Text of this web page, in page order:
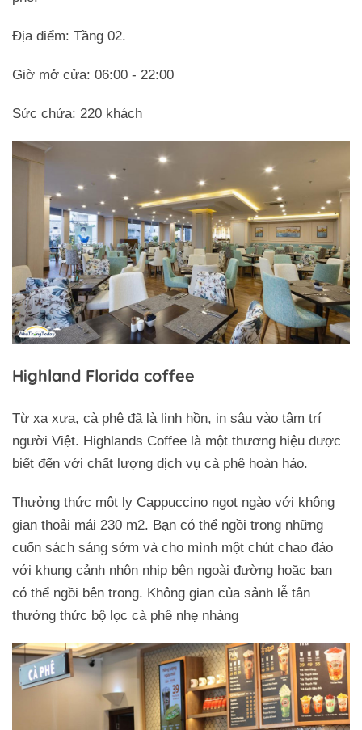
Địa điểm: Tầng 02.
Giờ mở cửa: 06:00 - 22:00
Sức chứa: 220 khách
Highland Florida coffee
Từ xa xưa, cà phê đã là linh hồn, in sâu vào tâm trí
người Việt. Highlands Coffee là một thương hiệu được
biết đến với chất lượng dịch vụ cà phê hoàn hảo.
Thưởng thức một ly Cappuccino ngọt ngào với không
gian thoải mái 230 m2. Bạn có thể ngồi trong những
cuốn sách sáng sớm và cho mình một chút chao đảo
với khung cảnh nhộn nhịp bên ngoài đường hoặc bạn
có thể ngồi bên trong. Không gian của sảnh lễ tân
thưởng thức bộ lọc cà phê nhẹ nhàng